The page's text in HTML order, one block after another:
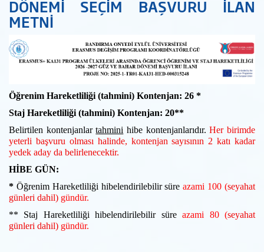
DÖNEMİ SEÇİM BAŞVURU İLAN
METNİ
Öğrenim Hareketliliği (tahmini) Kontenjan: 26 *
Staj Hareketliliği (tahmini) Kontenjan: 20**
Belirtilen kontenjanlartahmini hibe kontenjanlarıdır.Her birimde
yeterli başvuru olması halinde, kontenjan sayısının 2 katı kadar
yedek aday da belirlenecektir.
HİBE GÜN:
* Öğrenim Hareketliliği hibelendirilebilir süreazami 100 (seyahat
günleri dahil) gündür.
** Staj Hareketliliği hibelendirilebilir süreazami 80 (seyahat
günleri dahil) gündür.